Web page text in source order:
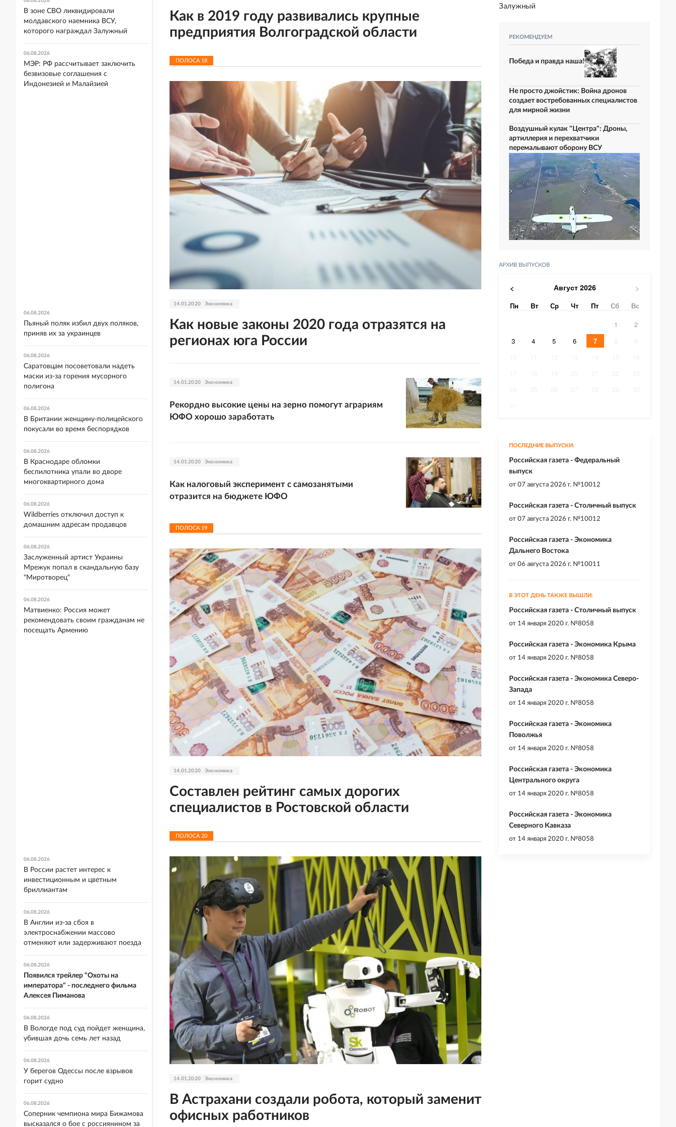
Как в 2019 году развивались крупные
предприятия Волгоградской области
ПОЛОСА 18
14.01.2020 Экономика
Как новые законы 2020 года отразятся на
регионах юга России
14.01.2020 Экономика
Рекордно высокие цены на зерно помогут аграриям
ЮФО хорошо заработать
14.01.2020 Экономика
Как налоговый эксперимент с самозанятыми
отразится на бюджете ЮФО
ПОЛОСА 19
14.01.2020 Экономика
Составлен рейтинг самых дорогих
специалистов в Ростовской области
ПОЛОСА 20
14.01.2020 Экономика
В Астрахани создали робота, который заменит
офисных работников
Залужный
РЕКОМЕНДУЕМ
Победа и правда наша!
Не просто джойстик: Война дронов
создает востребованных специалистов
для мирной жизни
Воздушный кулак "Центра": Дроны,
артиллерия и перехватчики
перемалывают оборону ВСУ
АРХИВ ВЫПУСКОВ
< Август 2026 >
Пн Вт Ср Чт Пт Сб
Вс
1
2
3
4 5 6 7
ПОСЛЕДНИЕ ВЫПУСКИ:
Российская газета - Федеральный
выпуск
от 07 августа 2026 г. №10012
Российская газета - Столичный выпуск
от 07 августа 2026 г. №10012
Российская газета - Экономика
Дальнего Востока
от 06 августа 2026 г. №10011
В ЭТОТ ДЕНЬ ТАКЖЕ ВЫШЛИ:
Российская газета - Столичный выпуск
от 14 января 2020 г. №8058
Российская газета - Экономика Крыма
от 14 января 2020 г. №8058
Российская газета - Экономика Северо-
Запада
от 14 января 2020 г. №8058
Российская газета - Экономика
Поволжья
от 14 января 2020 г. №8058
Российская газета - Экономика
Центрального округа
от 14 января 2020 г. №8058
Российская газета - Экономика
Северного Кавказа
от 14 января 2020 г. №8058
В зоне СВО ликвидировали
молдавского наемника ВСУ,
которого награждал Залужный
06.08.2026
МЭР: РФ рассчитывает заключить
безвизовые соглашения с
Индонезией и Малайзией
06.08.2026
Пьяный поляк избил двух поляков,
приняв их за украинцев
06.08.2026
Саратовцам посоветовали надеть
маски из-за горения мусорного
полигона
06.08.2026
В Британии женщину-полицейского
покусали во время беспорядков
06.08.2026
В Краснодаре обломки
беспилотника упали во дворе
многоквартирного дома
06.08.2026
Wildberries отключил доступ к
домашним адресам продавцов
06.08.2026
Заслуженный артист Украины
Мрежук попал в скандальную базу
"Миротворец"
06.08.2026
Матвиенко: Россия может
рекомендовать своим гражданам не
посещать Армению
06.08.2026
В России растет интерес к
инвестиционным и цветным
бриллиантам
06.08.2026
В Англии из-за сбоя в
электроснабжении массово
отменяют или задерживают поезда
06.08.2026
Появился трейлер "Охоты на
императора" - последнего фильма
Алексея Пиманова
06.08.2026
В Вологде под суд пойдет женщина,
убившая дочь семь лет назад
06.08.2026
У берегов Одессы после взрывов
горит судно
06.08.2026
Соперник чемпиона мира Бижамова
высказался о бое с россиянином за